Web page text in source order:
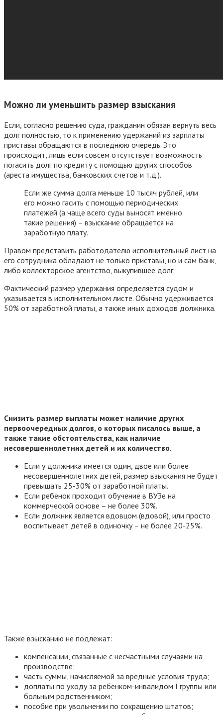
Можно ли уменьшить размер взыскания
Если, согласно решению суда, гражданин обязан вернуть весь
долг полностью, то к применению удержаний из зарплаты
приставы обращаются в последнюю очередь. Это
происходит, лишь если совсем отсутствует возможность
погасить долг по кредиту с помощью других способов
(ареста имущества, банковских счетов и т.д.).
Если же сумма долга меньше 10 тысяч рублей, или
его можно гасить с помощью периодических
платежей (а чаще всего суды выносят именно
такие решения) – взыскание обращается на
заработную плату.
Правом представить работодателю исполнительный лист на
его сотрудника обладают не только приставы, но и сам банк,
либо коллекторское агентство, выкупившее долг.
Фактический размер удержания определяется судом и
указывается в исполнительном листе. Обычно удерживается
50% от заработной платы, а также иных доходов должника.
Снизить размер выплаты может наличие других
первоочередных долгов, о которых писалось выше, а
также такие обстоятельства, как наличие
несовершеннолетних детей и их количество.
Если у должника имеется один, двое или более
несовершеннолетних детей, размер взыскания не будет
превышать 25-30% от заработной платы.
Если ребенок проходит обучение в ВУЗе на
коммерческой основе – не более 30%.
Если должник является вдовцом (вдовой), или просто
воспитывает детей в одиночку – не более 20-25%.
Также взысканию не подлежат:
компенсации, связанные с несчастными случаями на
производстве;
часть суммы, начисляемой за вредные условия труда;
доплаты по уходу за ребенком-инвалидом I группы или
больным родственником;
пособие при увольнении по сокращению штатов;